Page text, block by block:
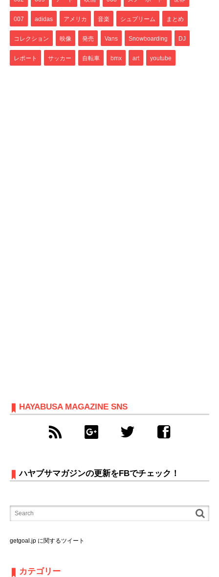
007 adidas アメリカ 音楽 シュプリーム まとめ
コレクション 映像 発売 Vans Snowboarding DJ
レポート サッカー 自転車 bmx art youtube
HAYABUSA MAGAZINE SNS
ハヤブサマガジンの更新をFBでチェック！
getgoal.jp に関するツイート
カテゴリー